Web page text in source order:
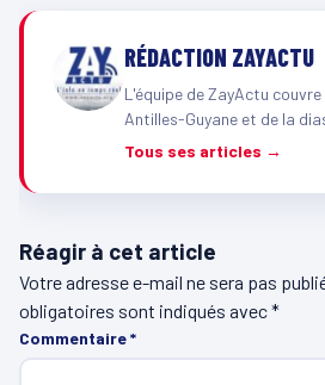
RÉDACTION ZAYACTU
L'équipe de ZayActu
Antilles-Guyane et de la
Tous ses articles →
Réagir à cet article
Votre adresse e-mail ne sera pas
obligatoires sont indiqués avec*
Commentaire*